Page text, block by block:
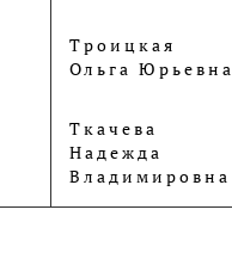
Троицкая
Ольга Юрьевна
Ткачева
Надежда
Владимировна